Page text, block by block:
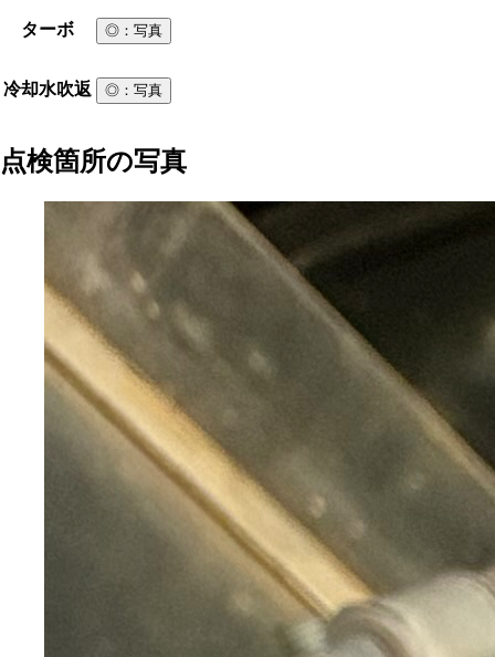
ターボ ◎ ：写真
冷却水吹返 ◎ ：写真
点検箇所の写真